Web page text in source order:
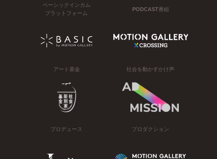
ベーシックインカム
プラットフォーム
PODCAST番組
アート基金 社会を動かすかけ声
プロデュース プロダクション